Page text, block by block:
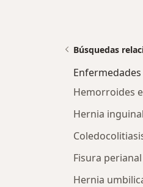
Búsquedas
Hemorroides
Hernia
Fisura
Hernia